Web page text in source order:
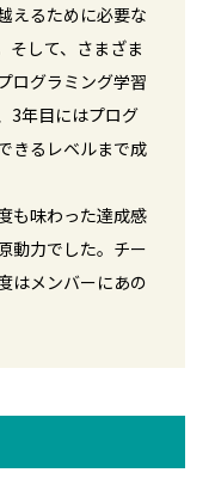
えるために必要な
そして、さまざま
ログラミング学習
3年目にはプログ
きるレベルまで成
も味わった達成感
動力でした。チー
はメンバーにあの